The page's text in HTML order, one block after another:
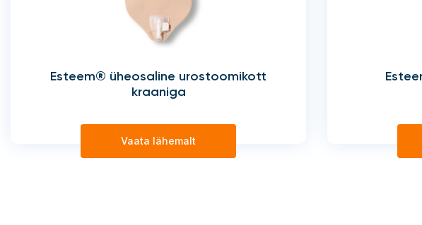
Esteem® üheosaline urostoomikott
kraaniga
Vaata lähemalt